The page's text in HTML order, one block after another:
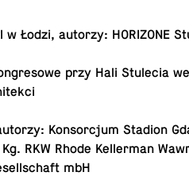
Łodzi, autorzy: HO­RI­ZO­NE
przy Hali Stu­le­cia
Kon­sor­cjum Stadion
RKW Rhode Kel­ler­man
mbH